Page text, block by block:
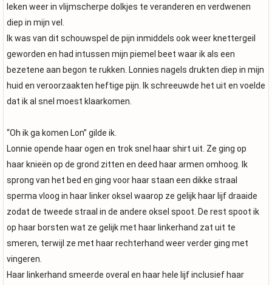
leken weer in vlijmscherpe dolkjes te veranderen en verdwenen
diep in mijn vel.
Ik was van dit schouwspel de pijn inmiddels ook weer knettergeil
geworden en had intussen mijn piemel beet waar ik als een
bezetene aan begon te rukken. Lonnies nagels drukten diep in mijn
huid en veroorzaakten heftige pijn. Ik schreeuwde het uit en voelde
dat ik al snel moest klaarkomen.
“Oh ik ga komen Lon” gilde ik.
Lonnie opende haar ogen en trok snel haar shirt uit. Ze ging op
haar knieën op de grond zitten en deed haar armen omhoog. Ik
sprong van het bed en ging voor haar staan een dikke straal
sperma vloog in haar linker oksel waarop ze gelijk haar lijf draaide
zodat de tweede straal in de andere oksel spoot. De rest spoot ik
op haar borsten wat ze gelijk met haar linkerhand zat uit te
smeren, terwijl ze met haar rechterhand weer verder ging met
vingeren.
Haar linkerhand smeerde overal en haar hele lijf inclusief haar